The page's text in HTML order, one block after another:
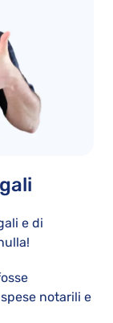
e di
notarili e